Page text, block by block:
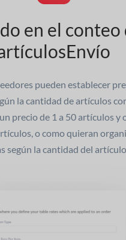
en el conteo
Envío
pueden establecer
la cantidad de artículos
precio de 1 a 50 artículos y
o como quieran
según la cantidad del